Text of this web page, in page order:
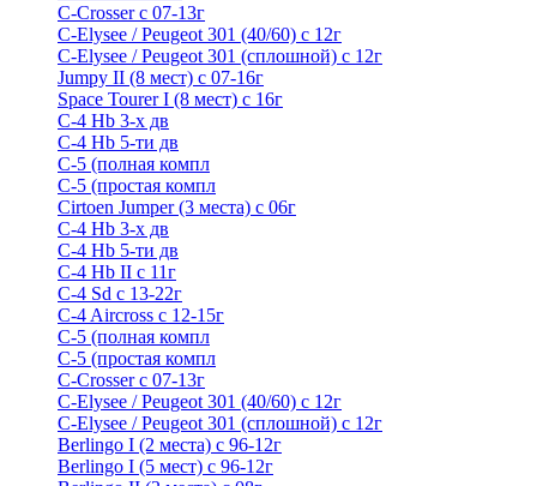
C-Crosser с 07-13г
C-Elysee / Peugeot 301 (40/60) с 12г
C-Elysee / Peugeot 301 (сплошной) с 12г
Jumpy II (8 мест) с 07-16г
Space Tourer I (8 мест) с 16г
С-4 Hb 3-х дв
С-4 Hb 5-ти дв
С-5 (полная компл
С-5 (простая компл
Cirtoen Jumper (3 места) с 06г
С-4 Hb 3-х дв
С-4 Hb 5-ти дв
C-4 Hb II с 11г
C-4 Sd c 13-22г
C-4 Airсross с 12-15г
С-5 (полная компл
С-5 (простая компл
C-Crosser с 07-13г
C-Elysee / Peugeot 301 (40/60) с 12г
C-Elysee / Peugeot 301 (сплошной) с 12г
Berlingo I (2 места) с 96-12г
Berlingo I (5 мест) с 96-12г